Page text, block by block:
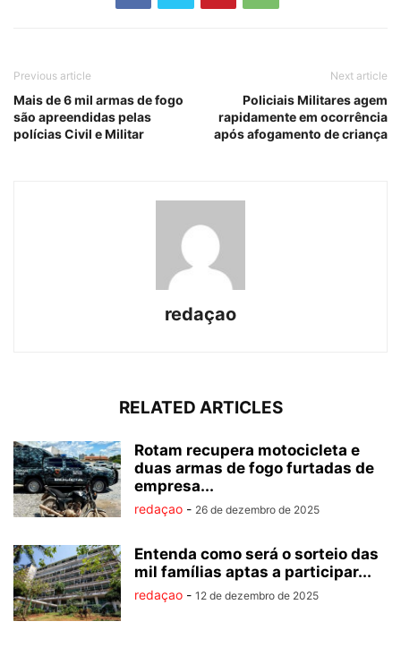
Previous article
Mais de 6 mil armas de fogo
são apreendidas pelas
polícias Civil e Militar
Next article
Policiais Militares agem
rapidamente em ocorrência
após afogamento de criança
redaçao
RELATED ARTICLES
Rotam recupera motocicleta e
duas armas de fogo furtadas de
empresa...
redaçao - 26 de dezembro de 2025
Entenda como será o sorteio das
mil famílias aptas a participar...
redaçao - 12 de dezembro de 2025